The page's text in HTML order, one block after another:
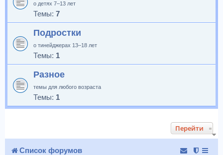
о детях 7–13 лет
Темы: 7
Подростки
о тинейджерах 13–18 лет
Темы: 1
Разное
темы для любого возраста
Темы: 1
Перейти
Список форумов